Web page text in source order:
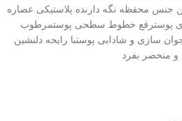
جنس محفظه نگه دارنده پلاستیکی عصاره
پوسترفع خطوط سطحی پوستمرطوب
سازی و شادابی پوستبا رایحه دلنشین
و منحصر بفرد